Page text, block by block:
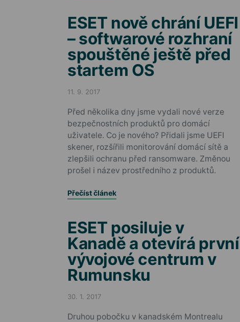
ESET nově chrání UEFI
– softwarové rozhraní
spouštěné ještě před
startem OS
Posted on
11. 9. 2017
Před několika dny jsme vydali nové verze
bezpečnostních produktů pro domácí
uživatele. Co je nového? Přidali jsme UEFI
skener, rozšířili monitorování domácí sítě a
zlepšili ochranu před ransomware. Změnou
prošel i název prostředního z produktů.
Přečíst článek
ESET posiluje v
Kanadě a otevírá první
vývojové centrum v
Rumunsku
Posted on
30. 1. 2017
Druhou pobočku v kanadském Montrealu